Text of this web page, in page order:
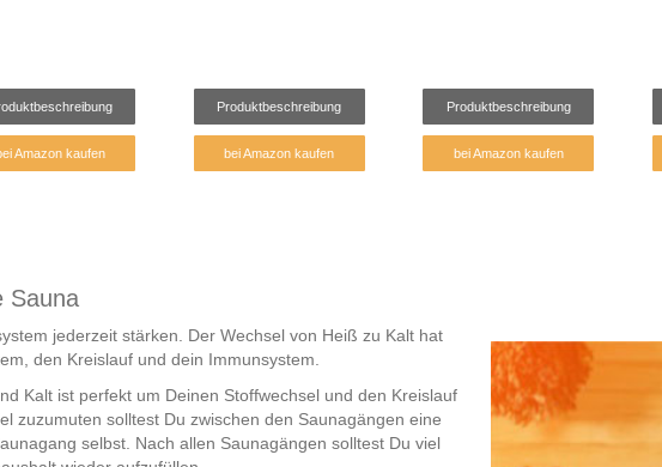
Amazon kaufen
Produktbeschreibung
bei Amazon kaufen
Produktbeschreibung
bei Amazon kaufen
Sauna
jederzeit stärken. Der Wechsel von Heiß zu Kalt hat
den Kreislauf und dein Immunsystem.
Kalt ist perfekt um Deinen Stoffwechsel und den Kreislauf
zuzumuten solltest Du zwischen den Saunagängen eine
selbst. Nach allen Saunagängen solltest Du viel